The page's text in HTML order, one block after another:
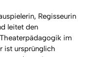
Regisseurin
leitet den
im
ist ursprünglich